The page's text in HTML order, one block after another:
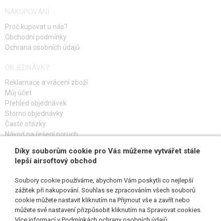
POUZDRA NA VYSÍLAČKY
POUZDRA NA LÉKÁRNIČKY
ADMIN SUMKY
UNIVERZÁLNÍ SUMKY
VAKY NA VODU (CAMEL BAG)
KAPSY NA HELMU
NÁVLEKY NA PAŽBU
SUMKY NA SLUCHÁTKA
OSTATNÍ POUZDRA, KAPSY
NAKUPOVÁNÍ
Proč kupovat u nás?
Obchodní podmínky
Ochrana osobních údajů
OBJEDNÁVKY
Reklamace a vrácení zboží
Můj účet
Přehled objednávek
Storno objednávky
Časté otázky
Návod na řešení poruch
PŘIHLAŠ SE K ODBĚRU
SLEDUJ NÁS
Díky souborům cookie pro Vás můžeme vytvářet stále
lepší airsoftový obchod
Soubory cookie používáme, abychom Vám poskytli co nejlepší
zážitek při nakupování. Souhlas se zpracováním všech souborů
cookie můžete nastavit kliknutím na Přijmout vše a zavřít nebo
můžete své nastavení přizpůsobit kliknutím na Spravovat cookies.